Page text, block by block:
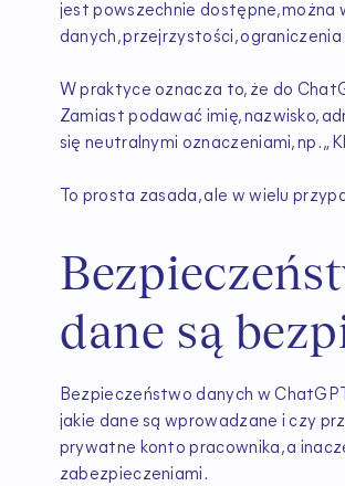
jest powszechnie dostępne, można
danych, przejrzystości,
W praktyce oznacza to, że do
Zamiast podawać imię, nazwisko,
się neutralnymi oznaczeniami, np.
To prosta zasada, ale w wielu
dane są
Bezpieczeństwo danych w
jakie dane są wprowadzane i czy
prywatne konto pracownika, a
zabezpieczeniami.